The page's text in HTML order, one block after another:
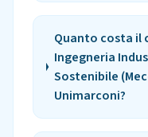
Quanto costa il
Ingegneria
Sostenibile
Unimarconi?